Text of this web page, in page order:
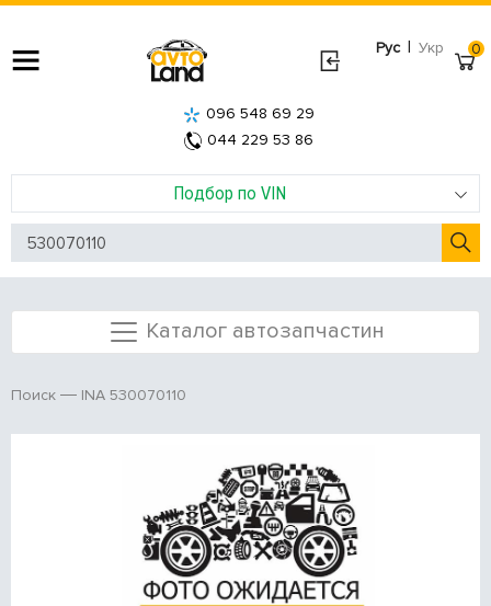
Рус | Укр
Подбор по VIN
096 548 69 29
044 229 53 86
0
Каталог автозапчастин
Поиск INA 530070110